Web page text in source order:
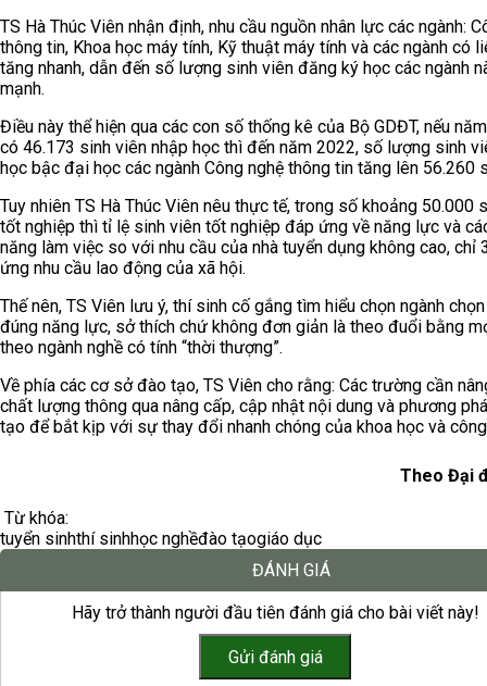
TS Hà Thúc Viên nhận định, nhu cầu nguồn nhân lực các ngành:
thông tin, Khoa học máy tính, Kỹ thuật máy tính và các ngành có
tăng nhanh, dẫn đến số lượng sinh viên đăng ký học các ngành
mạnh.
Điều này thể hiện qua các con số thống kê của Bộ GDĐT, nếu
có 46.173 sinh viên nhập học thì đến năm 2022, số lượng sinh
học bậc đại học các ngành Công nghệ thông tin tăng lên 56.260
Tuy nhiên TS Hà Thúc Viên nêu thực tế, trong số khoảng 50.000
tốt nghiệp thì tỉ lệ sinh viên tốt nghiệp đáp ứng về năng lực và
năng làm việc so với nhu cầu của nhà tuyển dụng không cao, chỉ
ứng nhu cầu lao động của xã hội.
Thế nên, TS Viên lưu ý, thí sinh cố gắng tìm hiểu chọn ngành
đúng năng lực, sở thích chứ không đơn giản là theo đuổi bằng
theo ngành nghề có tính “thời thượng”.
Về phía các cơ sở đào tạo, TS Viên cho rằng: Các trường cần
chất lượng thông qua nâng cấp, cập nhật nội dung và phương
tạo để bắt kịp với sự thay đổi nhanh chóng của khoa học và
Theo Đại
Từ khóa:
tuyển sinhthí sinhhọc nghềđào tạogiáo dục
ĐÁNH GIÁ
Hãy trở thành người đầu tiên đánh giá cho bài viết này!